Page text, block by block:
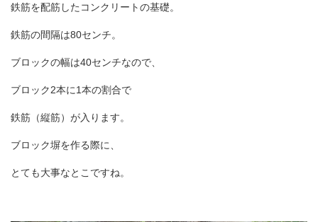
鉄筋を配筋したコンクリートの基礎。
鉄筋の間隔は80センチ。
ブロックの幅は40センチなので、
ブロック2本に1本の割合で
鉄筋（縦筋）が入ります。
ブロック塀を作る際に、
とても大事なとこですね。